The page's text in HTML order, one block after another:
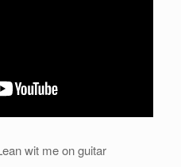
wit me on guitar